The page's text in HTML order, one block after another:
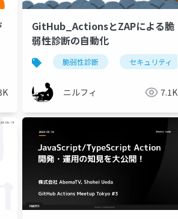
GitHub_ActionsとZAPによる脆
弱性診断の自動化
脆弱性診断 セキュリティ
ニルフィ 7.1K